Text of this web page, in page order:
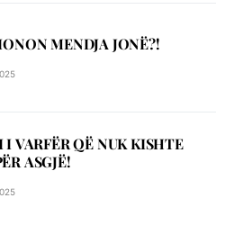
MENDJA JONË?!
I VARFËR QË NUK KISHTE
ASGJË!